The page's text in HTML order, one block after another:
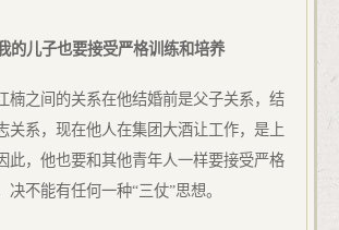
的儿子也要接受严格训练和培养
楠之间的关系在他结婚前是父子关系，结
关系，现在他人在集团大酒让工作，是上
此，他也要和其他青年人一样要接受严格
决不能有任何一种“三仗”思想。